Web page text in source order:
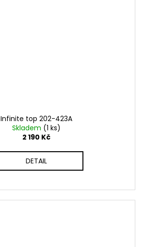
Infinite top 202-423A
Skladem (1 ks)
2 190 Kč
DETAIL